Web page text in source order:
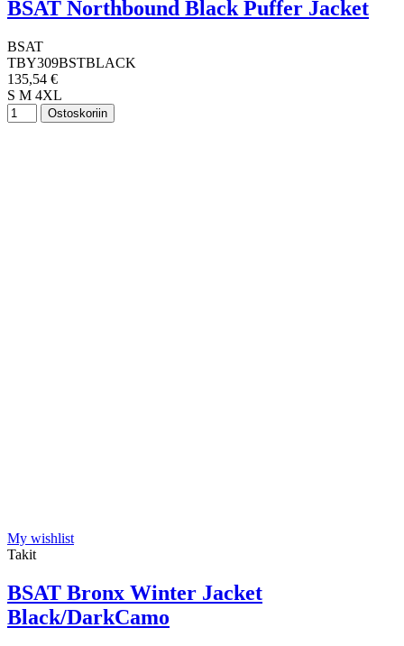
BSAT Northbound Black Puffer Jacket
BSAT
TBY309BSTBLACK
135,54 €
S M 4XL
Ostoskoriin
My wishlist
Takit
BSAT Bronx Winter Jacket
Black/DarkCamo